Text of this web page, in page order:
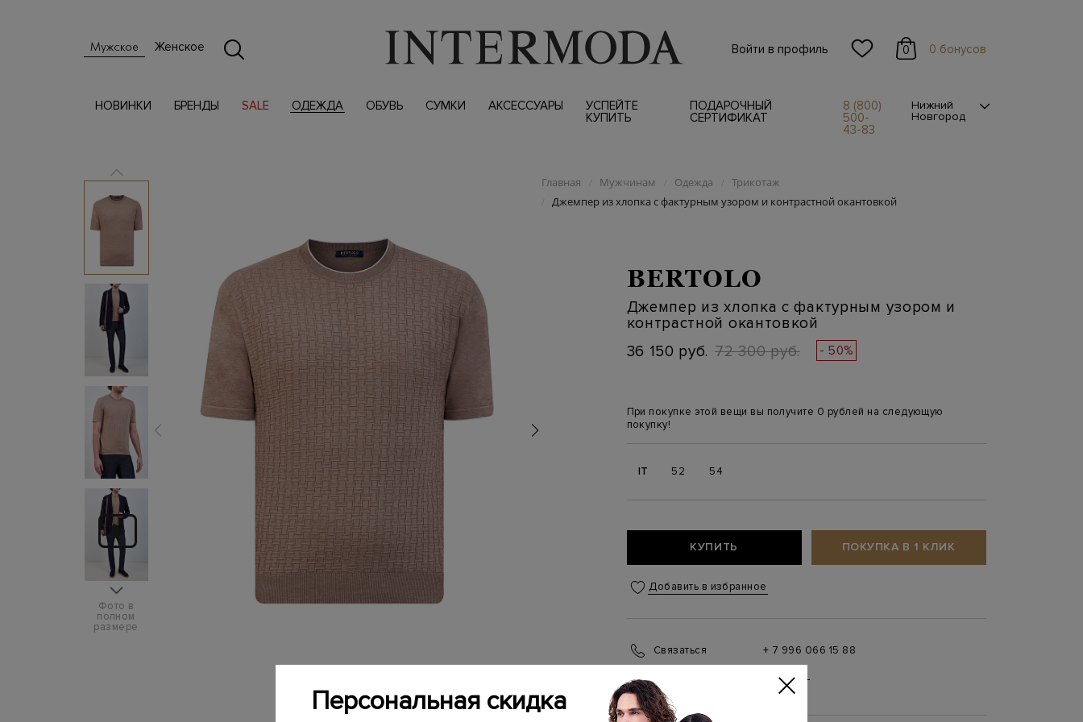
Мужское Женское Войти в профиль 0 0 бонусов
НОВИНКИ БРЕНДЫ SALE ОДЕЖДА ОБУВЬ СУМКИ АКСЕССУАРЫ
УСПЕЙТЕ
КУПИТЬ
ПОДАРОЧНЫЙ
СЕРТИФИКАТ
8 (800)
500-
43-83
Нижний
Новгород
Фото в
полном
размере
Главная / Мужчинам / Одежда / Трикотаж
/ Джемпер из хлопка с фактурным узором и контрастной окантовкой
BERTOLO
Джемпер из хлопка с фактурным узором и
контрастной окантовкой
36 150 руб. 72 300 руб. - 50%
При покупке этой вещи вы получите 0 рублей на следующую
покупку!
IT 52 54
КУПИТЬ ПОКУПКА В 1 КЛИК
Добавить в избранное
Связаться
+ 7 996 066 15 88
(ежедневно с 10:00 до 21:00)
Персональная скидка